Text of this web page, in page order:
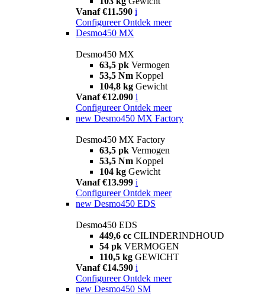
Vanaf €11.590 i
Configureer Ontdek meer
Desmo450 MX
Desmo450 MX
63,5 pk Vermogen
53,5 Nm Koppel
104,8 kg Gewicht
Vanaf €12.090 i
Configureer Ontdek meer
new Desmo450 MX Factory
Desmo450 MX Factory
63,5 pk Vermogen
53,5 Nm Koppel
104 kg Gewicht
Vanaf €13.999 i
Configureer Ontdek meer
new Desmo450 EDS
Desmo450 EDS
449,6 cc CILINDERINDHOUD
54 pk VERMOGEN
110,5 kg GEWICHT
Vanaf €14.590 i
Configureer Ontdek meer
new Desmo450 SM